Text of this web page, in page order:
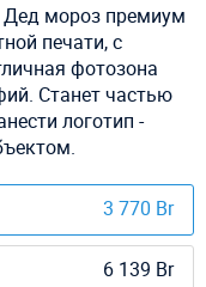
мороз премиум
печати, с
фотозона
Станет частью
логотип -
3 770 Br
6 139 Br